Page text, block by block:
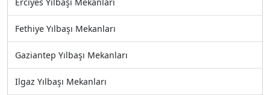
Fethiye Yılbaşı Mekanları
Gaziantep Yılbaşı Mekanları
Ilgaz Yılbaşı Mekanları